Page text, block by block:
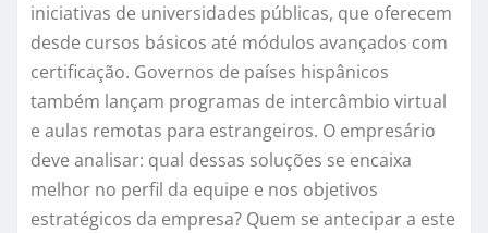
iniciativas de universidades públicas, que oferecem
desde cursos básicos até módulos avançados com
certificação. Governos de países hispânicos
também lançam programas de intercâmbio virtual
e aulas remotas para estrangeiros. O empresário
deve analisar: qual dessas soluções se encaixa
melhor no perfil da equipe e nos objetivos
estratégicos da empresa? Quem se antecipar a este